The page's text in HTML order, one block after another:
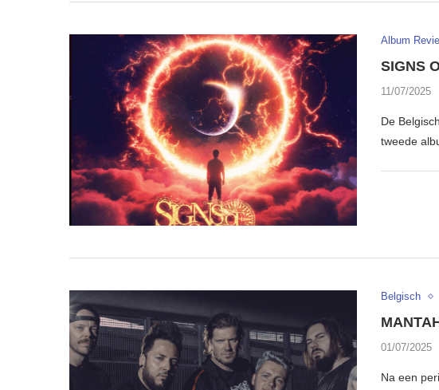
Album
SIGNS
11/07/2025
De
tweede
Belgisch
01/07/2025
Na een